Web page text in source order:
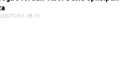
6. 08:19